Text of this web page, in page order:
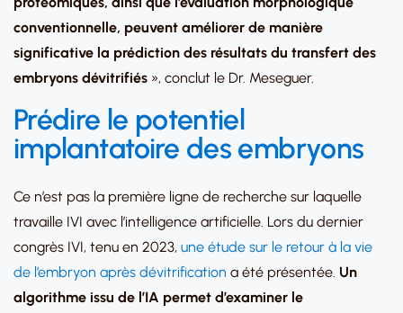
conventionnelle, peuvent améliorer de manière
significative la prédiction des résultats du transfert des
embryons dévitrifiés », conclut le Dr. Meseguer.
Prédire le potentiel
implantatoire des embryons
Ce n’est pas la première ligne de recherche sur laquelle
travaille IVI avec l’intelligence artificielle. Lors du dernier
congrès IVI, tenu en 2023, une étude sur le retour à la vie
de l’embryon après dévitrification a été présentée. Un
algorithme issu de l’IA permet d’examiner le